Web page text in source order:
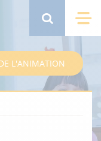
Search
L'ANIMATION